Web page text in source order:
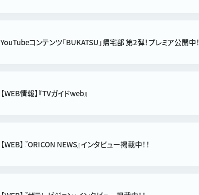
YouTubeコンテンツ「BUKATSU」帰宅部 第2弾！プレミア公開中！
【WEB情報】『TVガイドweb』
【WEB】『ORICON NEWS』インタビュー掲載中！！